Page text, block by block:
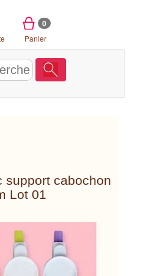
0
Panier
support cabochon
Lot 01